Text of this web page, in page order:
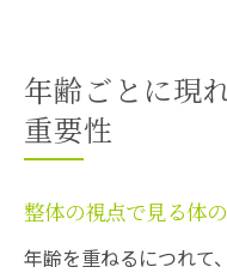
年齢ごとに現
重要性
整体の視点で見る体
年齢を重ねるにつれて